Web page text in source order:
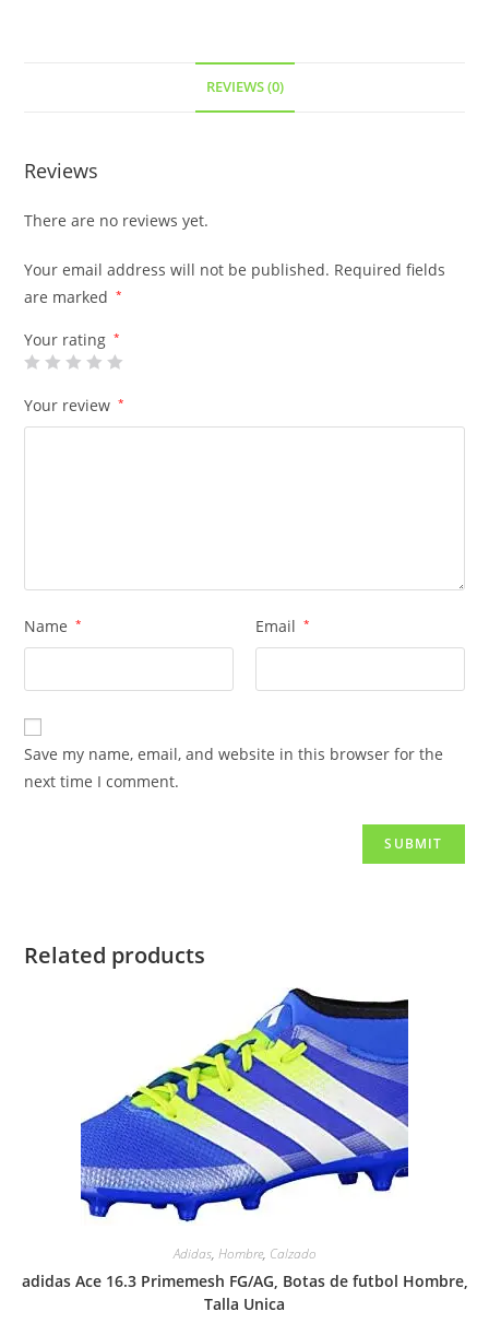
REVIEWS (0)
Reviews
There are no reviews yet.
Your email address will not be published. Required fields
are marked
*
Your rating *
Your review *
Name * Email *
Save my name, email, and website in this browser for the
next time I comment.
Related products
Adidas, Hombre, Calzado
adidas Ace 16.3 Primemesh FG/AG, Botas de futbol Hombre,
Talla Unica